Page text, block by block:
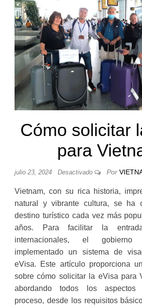
Cómo solicitar
para
julio 23, 2024 Desactivado Por
Vietnam, con su rica historia,
natural y vibrante cultura, se ha
destino turístico cada vez más
años. Para facilitar la
internacionales, el gobierno
implementado un sistema de
eVisa. Este artículo proporciona
sobre cómo solicitar la eVisa para
abordando todos los aspectos
proceso, desde los requisitos